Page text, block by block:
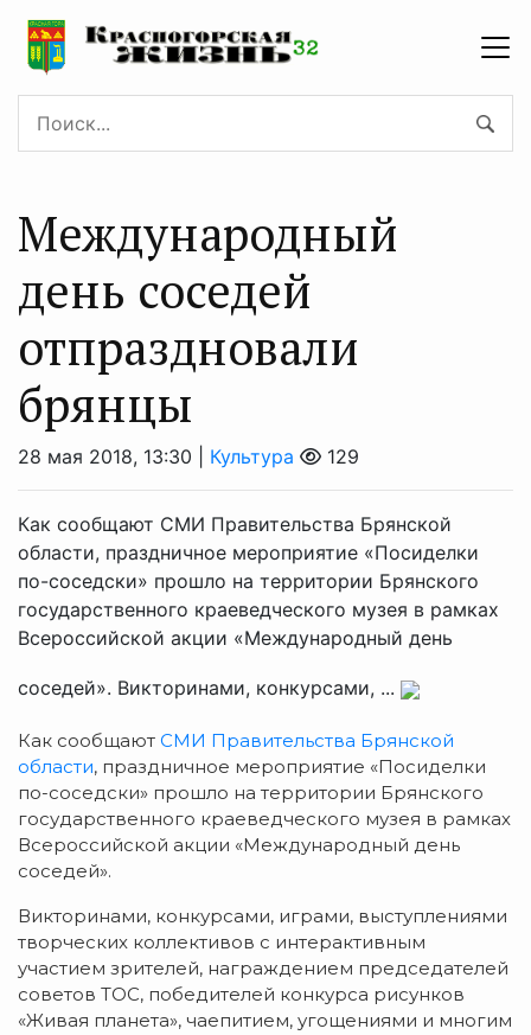
Международный
день соседей
отпраздновали
брянцы
28 мая 2018, 13:30 | Культура 129
Как сообщают СМИ Правительства Брянской
области, праздничное мероприятие «Посиделки
по-соседски» прошло на территории Брянского
государственного краеведческого музея в рамках
Всероссийской акции «Международный день
соседей». Викторинами, конкурсами, ...
Как сообщают СМИ Правительства Брянской
области, праздничное мероприятие «Посиделки
по-соседски» прошло на территории Брянского
государственного краеведческого музея в рамках
Всероссийской акции «Международный день
соседей».
Викторинами, конкурсами, играми, выступлениями
творческих коллективов с интерактивным
участием зрителей, награждением председателей
советов ТОС, победителей конкурса рисунков
«Живая планета», чаепитием, угощениями и многим